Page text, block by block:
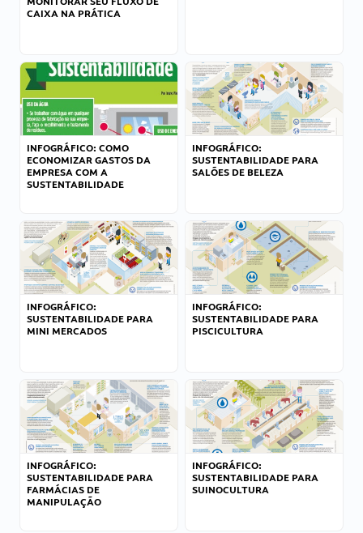
CAIXA NA PRÁTICA
INFOGRÁFICO: COMO
ECONOMIZAR GASTOS DA
EMPRESA COM A
SUSTENTABILIDADE
INFOGRÁFICO:
SUSTENTABILIDADE PARA
SALÕES DE BELEZA
INFOGRÁFICO:
SUSTENTABILIDADE PARA
MINI MERCADOS
INFOGRÁFICO:
SUSTENTABILIDADE PARA
PISCICULTURA
INFOGRÁFICO:
SUSTENTABILIDADE PARA
FARMÁCIAS DE
MANIPULAÇÃO
INFOGRÁFICO:
SUSTENTABILIDADE PARA
SUINOCULTURA